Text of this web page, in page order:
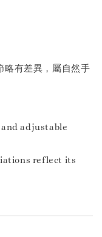
略有差異，屬自然手
adjustable
reflect its